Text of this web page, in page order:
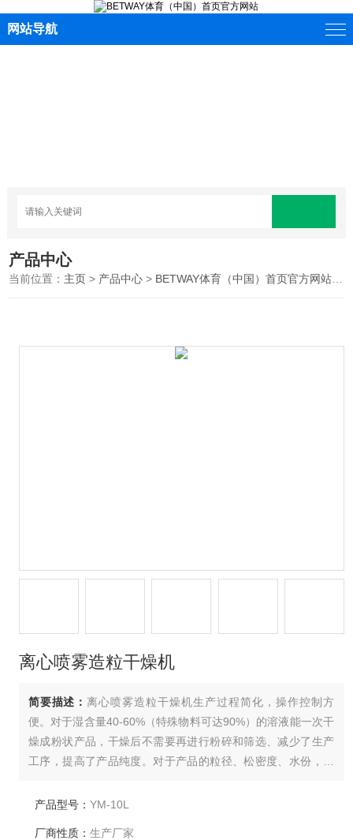
网站导航
产品中心
当前位置： 主页 > 产品中心 > BETWAY体育（中国）首页官方网站
离心喷雾造粒干燥机
简要描述： 离心喷雾造粒干燥机生产过程简化，操作控制方
便。对于湿含量40-60%（特殊物料可达90%）的溶液能一次干
燥成粉状产品，干燥后不需要再进行粉碎和筛选、减少了生产
工序，提高了产品纯度。对于产品的粒径、松密度、水份，在
便。
产品型号： YM-10L
厂商性质： 生产厂家